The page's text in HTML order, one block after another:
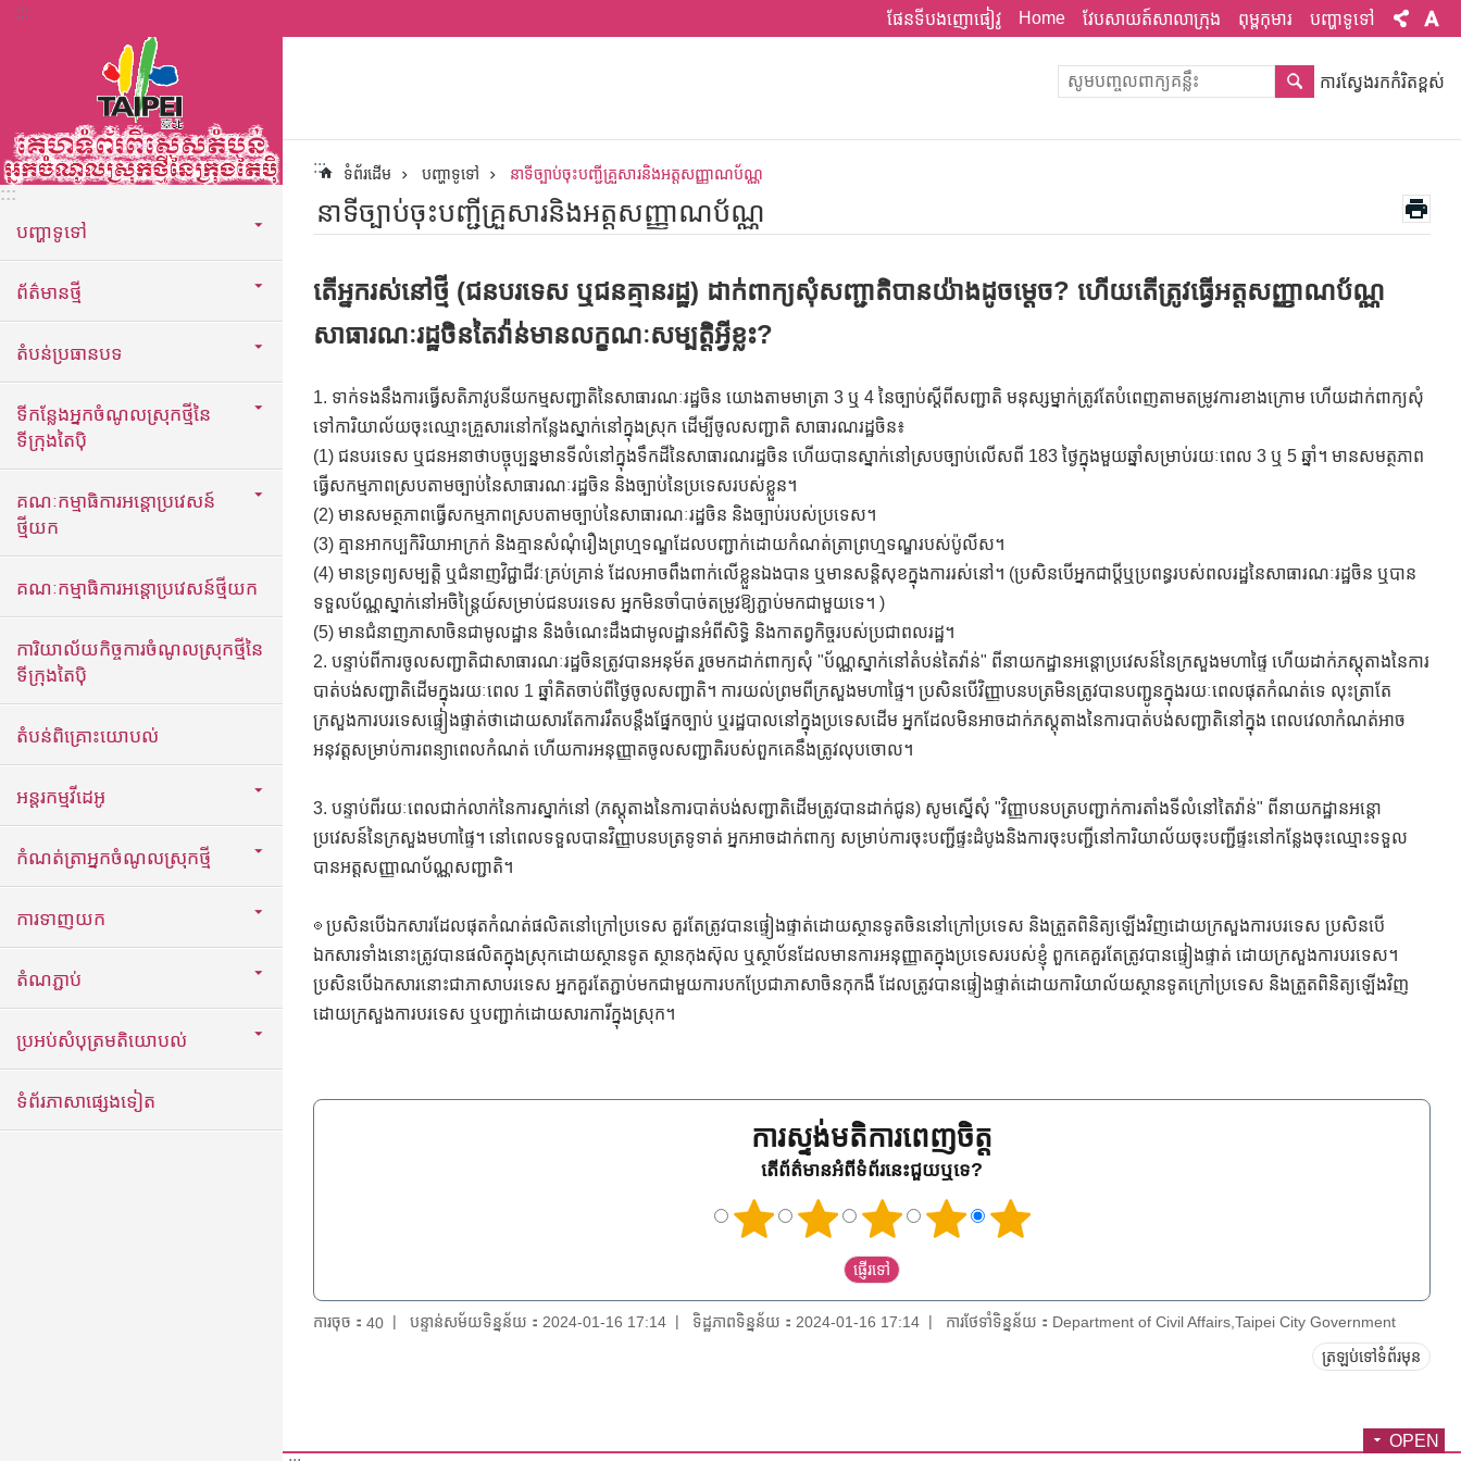
ទៅកាន់មាតិកាប្លុកមាតិកាសំខាន់
::: ផែនទីបងញោផៀវូ Home វែបសាយត៍សាលាក្រុង ពុម្ពកុមារ បញ្ហាទូទៅ
:::
បញ្ហាទូទៅ
ព័ត៌មានថ្មី
តំបន់ប្រធានបទ
ទីកន្លែងអ្នកចំណូលស្រុកថ្មីនៃ
ទីក្រុងតៃប៉ិ
គណៈកម្មាធិការអន្តោប្រវេសន៍
ថ្មីយក
គណៈកម្មាធិការអន្តោប្រវេសន៍ថ្មីយក
ការិយាល័យកិច្ចការចំណូលស្រុកថ្មីនៃ
ទីក្រុងតៃប៉ិ
តំបន់ពិគ្រោះយោបល់
អន្តរកម្មវីដេអូ
កំណត់ត្រាអ្នកចំណូលស្រុកថ្មី
ការទាញយក
តំណភ្ជាប់
ប្រអប់សំបុត្រមតិយោបល់
ទំព័រភាសាផ្សេងទៀត
ការស្វែងរកកំរិតខ្ពស់
::: ទំព័រដើម បញ្ហាទូទៅ នាទីច្បាប់ចុះបញ្ជីគ្រួសារនិងអត្តសញ្ញាណប័ណ្ណ
នាទីច្បាប់ចុះបញ្ជីគ្រួសារនិងអត្តសញ្ញាណប័ណ្ណ
តើអ្នករស់នៅថ្មី (ជនបរទេស ឬជនគ្មានរដ្ឋ) ដាក់ពាក្យសុំសញ្ជាតិបានយ៉ាងដូចម្តេច? ហើយតើត្រូវធ្វើអត្តសញ្ញាណប័ណ្ណ
សាធារណៈរដ្ឋចិនតៃវ៉ាន់មានលក្ខណៈសម្បត្តិអ្វីខ្លះ?
1. ទាក់ទងនឹងការធ្វើសតិភាវូបនីយកម្មសញ្ជាតិនៃសាធារណៈរដ្ឋចិន យោងតាមមាត្រា 3 ឬ 4 នៃច្បាប់ស្តីពីសញ្ជាតិ មនុស្សម្នាក់ត្រូវតែបំពេញតាមតម្រូវការខាងក្រោម ហើយដាក់ពាក្យសុំ
ទៅការិយាល័យចុះឈ្មោះគ្រួសារនៅកន្លែងស្នាក់នៅក្នុងស្រុក ដើម្បីចូលសញ្ជាតិ សាធារណរដ្ឋចិន៖
(1) ជនបរទេស ឬជនអនាថាបច្ចុប្បន្នមានទីលំនៅក្នុងទឹកដីនៃសាធារណរដ្ឋចិន ហើយបានស្នាក់នៅស្របច្បាប់លើសពី 183 ថ្ងៃក្នុងមួយឆ្នាំសម្រាប់រយៈពេល 3 ឬ 5 ឆ្នាំ។ មានសមត្ថភាព
ធ្វើសកម្មភាពស្របតាមច្បាប់នៃសាធារណៈរដ្ឋចិន និងច្បាប់នៃប្រទេសរបស់ខ្លួន។
(2) មានសមត្ថភាពធ្វើសកម្មភាពស្របតាមច្បាប់នៃសាធារណៈរដ្ឋចិន និងច្បាប់របស់ប្រទេស។
(3) គ្មានអាកប្បកិរិយាអាក្រក់ និងគ្មានសំណុំរឿងព្រហ្មទណ្ឌដែលបញ្ជាក់ដោយកំណត់ត្រាព្រហ្មទណ្ឌរបស់ប៉ូលីស។
(4) មានទ្រព្យសម្បតិ្ត ឬជំនាញវិជ្ជាជីវៈគ្រប់គ្រាន់ ដែលអាចពឹងពាក់លើខ្លួនឯងបាន ឬមានសន្តិសុខក្នុងការរស់នៅ។ (ប្រសិនបើអ្នកជាប្តីឬប្រពន្ធរបស់ពលរដ្ឋនៃសាធារណៈរដ្ឋចិន ឬបាន
ទទួលប័ណ្ណស្នាក់នៅអចិន្ត្រៃយ៍សម្រាប់ជនបរទេស អ្នកមិនចាំបាច់តម្រូវឱ្យភ្ជាប់មកជាមួយទេ។ )
(5) មានជំនាញភាសាចិនជាមូលដ្ឋាន និងចំណេះដឹងជាមូលដ្ឋានអំពីសិទ្ធិ និងកាតព្វកិច្ចរបស់ប្រជាពលរដ្ឋ។
2. បន្ទាប់ពីការចូលសញ្ជាតិជាសាធារណៈរដ្ឋចិនត្រូវបានអនុម័ត រួចមកដាក់ពាក្យសុំ "ប័ណ្ណស្នាក់នៅតំបន់តៃវ៉ាន់" ពីនាយកដ្ឋានអន្តោប្រវេសន៍នៃក្រសួងមហាផ្ទៃ ហើយដាក់ភស្តុតាងនៃការ
បាត់បង់សញ្ជាតិដើមក្នុងរយៈពេល 1 ឆ្នាំគិតចាប់ពីថ្ងៃចូលសញ្ជាតិ។ ការយល់ព្រមពីក្រសួងមហាផ្ទៃ។ ប្រសិនបើវិញ្ញាបនបត្រមិនត្រូវបានបញ្ជូនក្នុងរយៈពេលផុតកំណត់ទេ លុះត្រាតែ
ក្រសួងការបរទេសផ្ទៀងផ្ទាត់ថាដោយសារតែការរឹតបន្តឹងផ្នែកច្បាប់ ឬរដ្ឋបាលនៅក្នុងប្រទេសដើម អ្នកដែលមិនអាចដាក់ភស្តុតាងនៃការបាត់បង់សញ្ជាតិនៅក្នុង ពេលវេលាកំណត់អាច
អនុវត្តសម្រាប់ការពន្យាពេលកំណត់ ហើយការអនុញ្ញាតចូលសញ្ជាតិរបស់ពួកគេនឹងត្រូវលុបចោល។
3. បន្ទាប់ពីរយៈពេលជាក់លាក់នៃការស្នាក់នៅ (ភស្តុតាងនៃការបាត់បង់សញ្ជាតិដើមត្រូវបានដាក់ជូន) សូមស្នើសុំ "វិញ្ញាបនបត្របញ្ជាក់ការតាំងទីលំនៅតៃវ៉ាន់" ពីនាយកដ្ឋានអន្តោ
ប្រវេសន៍នៃក្រសួងមហាផ្ទៃ។ នៅពេលទទួលបានវិញ្ញាបនបត្រទូទាត់ អ្នកអាចដាក់ពាក្យ សម្រាប់ការចុះបញ្ជីផ្ទះដំបូងនិងការចុះបញ្ជីនៅការិយាល័យចុះបញ្ជីផ្ទះនៅកន្លែងចុះឈ្មោះទទួល
បានអត្តសញ្ញាណប័ណ្ណសញ្ជាតិ។
◎ ប្រសិនបើឯកសារដែលផុតកំណត់ផលិតនៅក្រៅប្រទេស គួរតែត្រូវបានផ្ទៀងផ្ទាត់ដោយស្ថានទូតចិននៅក្រៅប្រទេស និងត្រួតពិនិត្យឡើងវិញដោយក្រសួងការបរទេស ប្រសិនបើ
ឯកសារទាំងនោះត្រូវបានផលិតក្នុងស្រុកដោយស្ថានទូត ស្ថានកុងស៊ុល ឬស្ថាប័នដែលមានការអនុញ្ញាតក្នុងប្រទេសរបស់ខ្ញុំ ពួកគេគួរតែត្រូវបានផ្ទៀងផ្ទាត់ ដោយក្រសួងការបរទេស។
ប្រសិនបើឯកសារនោះជាភាសាបរទេស អ្នកគួរតែភ្ជាប់មកជាមួយការបកប្រែជាភាសាចិនកុកងឺ ដែលត្រូវបានផ្ទៀងផ្ទាត់ដោយការិយាល័យស្ថានទូតក្រៅប្រទេស និងត្រួតពិនិត្យឡើងវិញ
ដោយក្រសួងការបរទេស ឬបញ្ជាក់ដោយសារការីក្នុងស្រុក។
ការស្ទង់មតិការពេញចិត្ត
តើព័ត៌មានអំពីទំព័រនេះជួយឬទេ?
ការចុច： 40 បន្ទាន់សម័យទិន្នន័យ：2024-01-16 17:14 ទិដ្ឋភាពទិន្នន័យ：2024-01-16 17:14 ការថែទាំទិន្នន័យ：Department of Civil Affairs,Taipei City Government
ត្រឡប់ទៅទំព័រមុន
OPEN